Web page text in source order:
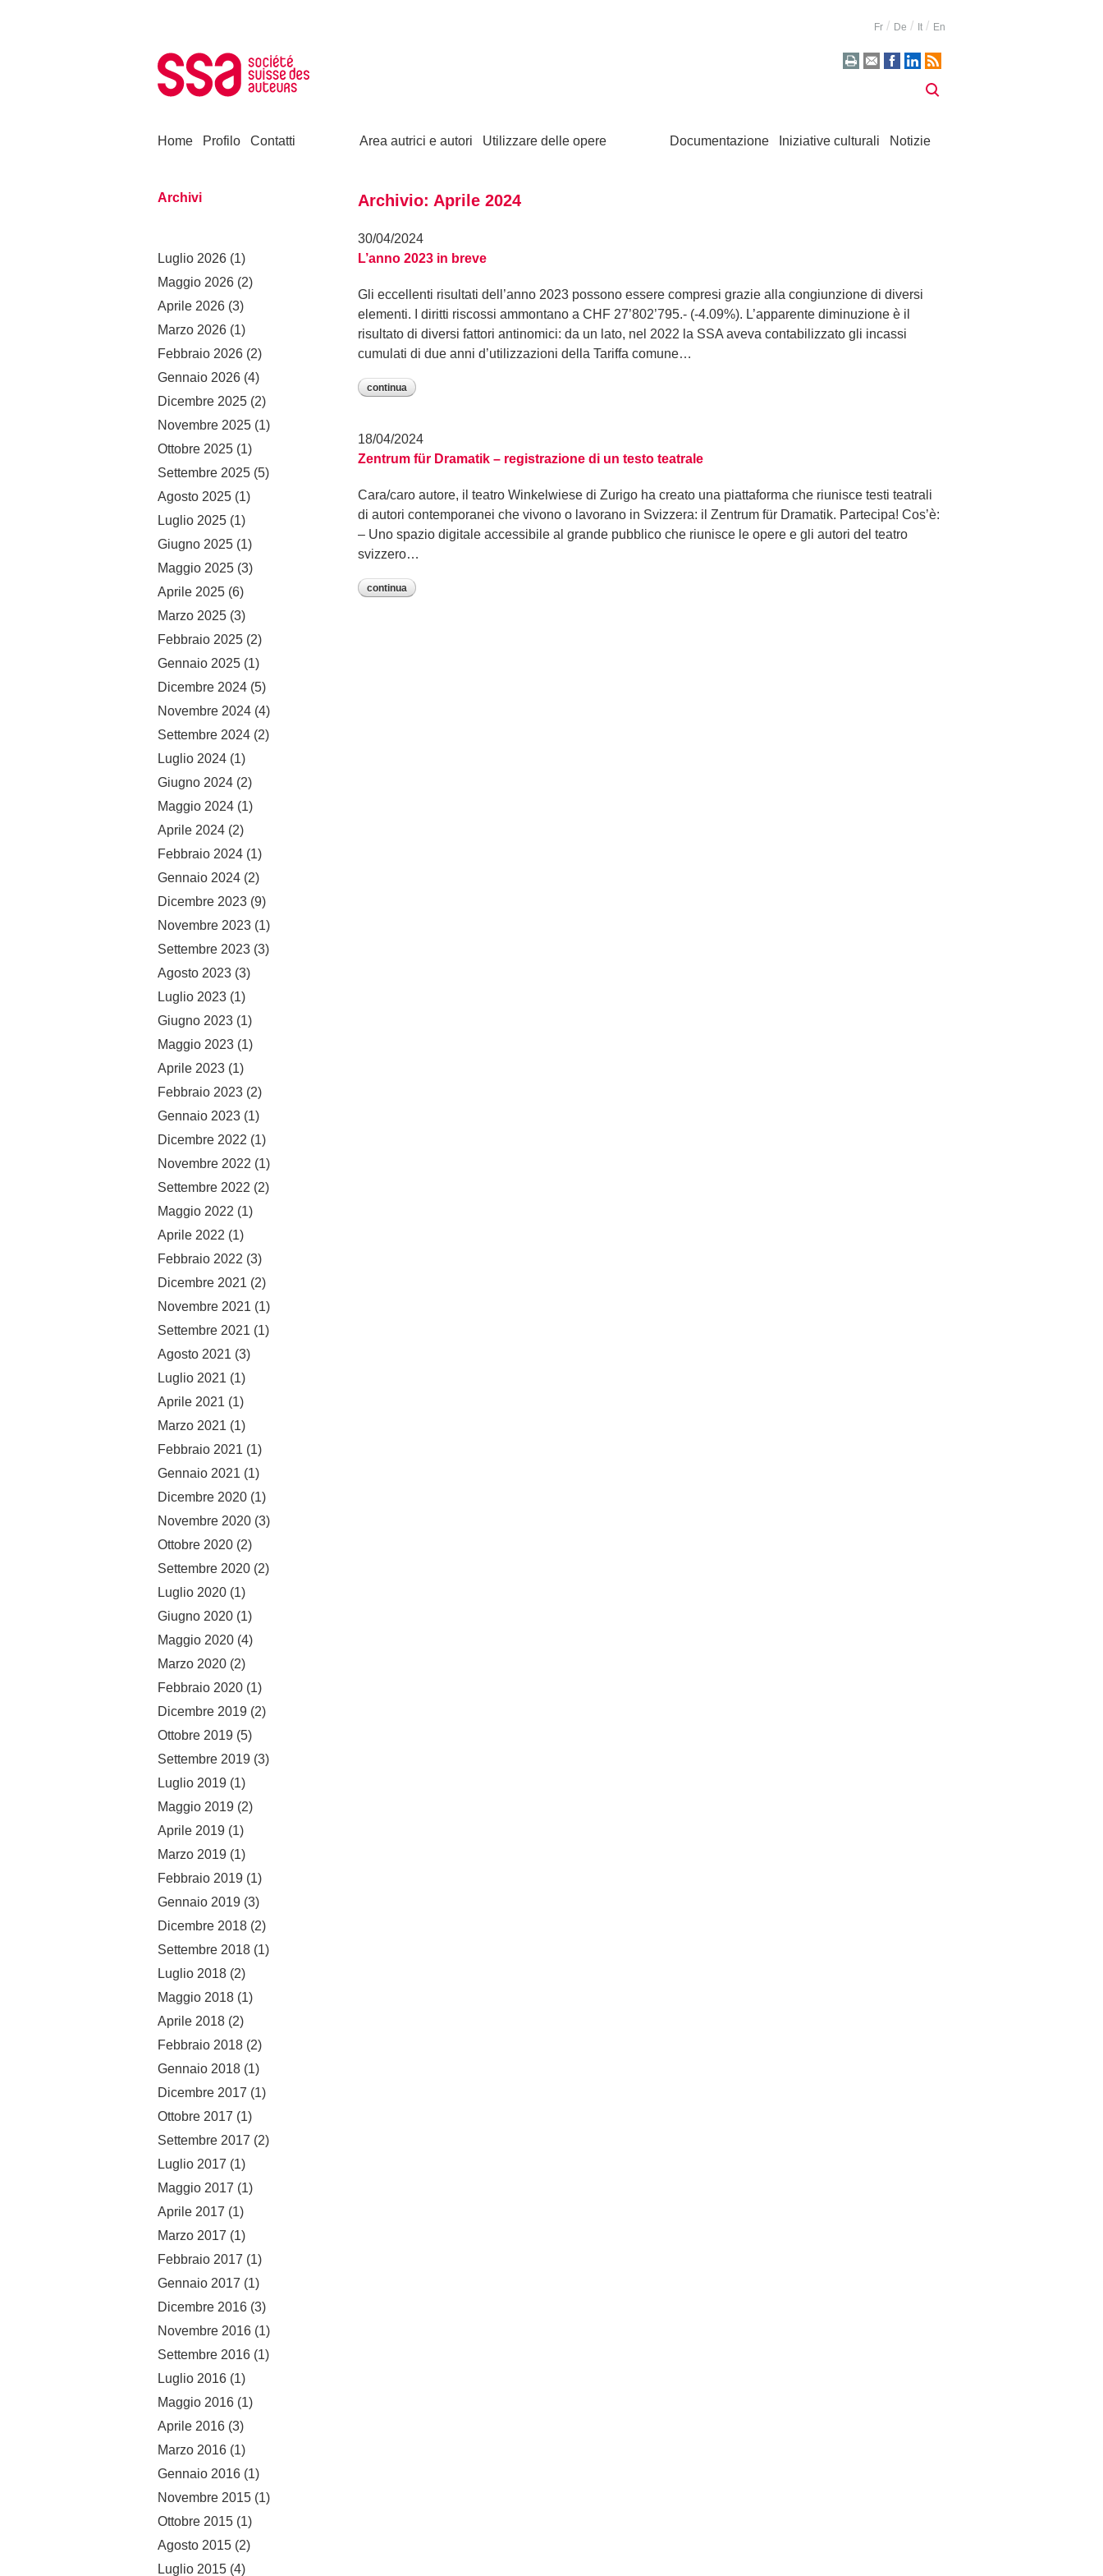
Fr De It En
Home Profilo Contatti Area autrici e autori Utilizzare delle opere Documentazione Iniziative culturali Notizie
Archivi
Luglio 2026 (1)
Maggio 2026 (2)
Aprile 2026 (3)
Marzo 2026 (1)
Febbraio 2026 (2)
Gennaio 2026 (4)
Dicembre 2025 (2)
Novembre 2025 (1)
Ottobre 2025 (1)
Settembre 2025 (5)
Agosto 2025 (1)
Luglio 2025 (1)
Giugno 2025 (1)
Maggio 2025 (3)
Aprile 2025 (6)
Marzo 2025 (3)
Febbraio 2025 (2)
Gennaio 2025 (1)
Dicembre 2024 (5)
Novembre 2024 (4)
Settembre 2024 (2)
Luglio 2024 (1)
Giugno 2024 (2)
Maggio 2024 (1)
Aprile 2024 (2)
Febbraio 2024 (1)
Gennaio 2024 (2)
Dicembre 2023 (9)
Novembre 2023 (1)
Settembre 2023 (3)
Agosto 2023 (3)
Luglio 2023 (1)
Giugno 2023 (1)
Maggio 2023 (1)
Aprile 2023 (1)
Febbraio 2023 (2)
Gennaio 2023 (1)
Dicembre 2022 (1)
Novembre 2022 (1)
Settembre 2022 (2)
Maggio 2022 (1)
Aprile 2022 (1)
Febbraio 2022 (3)
Dicembre 2021 (2)
Novembre 2021 (1)
Settembre 2021 (1)
Agosto 2021 (3)
Luglio 2021 (1)
Aprile 2021 (1)
Marzo 2021 (1)
Febbraio 2021 (1)
Gennaio 2021 (1)
Dicembre 2020 (1)
Novembre 2020 (3)
Ottobre 2020 (2)
Settembre 2020 (2)
Luglio 2020 (1)
Giugno 2020 (1)
Maggio 2020 (4)
Marzo 2020 (2)
Febbraio 2020 (1)
Dicembre 2019 (2)
Ottobre 2019 (5)
Settembre 2019 (3)
Luglio 2019 (1)
Maggio 2019 (2)
Aprile 2019 (1)
Marzo 2019 (1)
Febbraio 2019 (1)
Gennaio 2019 (3)
Dicembre 2018 (2)
Settembre 2018 (1)
Luglio 2018 (2)
Maggio 2018 (1)
Aprile 2018 (2)
Febbraio 2018 (2)
Gennaio 2018 (1)
Dicembre 2017 (1)
Ottobre 2017 (1)
Settembre 2017 (2)
Luglio 2017 (1)
Maggio 2017 (1)
Aprile 2017 (1)
Marzo 2017 (1)
Febbraio 2017 (1)
Gennaio 2017 (1)
Dicembre 2016 (3)
Novembre 2016 (1)
Settembre 2016 (1)
Luglio 2016 (1)
Maggio 2016 (1)
Aprile 2016 (3)
Marzo 2016 (1)
Gennaio 2016 (1)
Novembre 2015 (1)
Ottobre 2015 (1)
Agosto 2015 (2)
Luglio 2015 (4)
Archivio: Aprile 2024
30/04/2024
L’anno 2023 in breve
Gli eccellenti risultati dell’anno 2023 possono essere compresi grazie alla congiunzione di diversi
elementi. I diritti riscossi ammontano a CHF 27’802’795.- (-4.09%). L’apparente diminuzione è il
risultato di diversi fattori antinomici: da un lato, nel 2022 la SSA aveva contabilizzato gli incassi
cumulati di due anni d’utilizzazioni della Tariffa comune…
continua
18/04/2024
Zentrum für Dramatik – registrazione di un testo teatrale
Cara/caro autore, il teatro Winkelwiese di Zurigo ha creato una piattaforma che riunisce testi teatrali
di autori contemporanei che vivono o lavorano in Svizzera: il Zentrum für Dramatik. Partecipa! Cos’è:
– Uno spazio digitale accessibile al grande pubblico che riunisce le opere e gli autori del teatro
svizzero…
continua